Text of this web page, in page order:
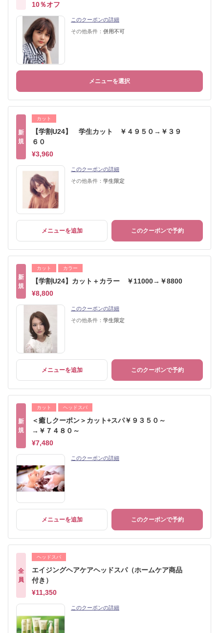
10％オフ
このクーポンの詳細
その他条件： 併用不可
メニューを選択
新
規
カット
【学割U24】 学生カット ￥４９５０→￥３９
６０
¥3,960
このクーポンの詳細
その他条件： 学生限定
メニューを追加 このクーポンで予約
新
規
カット カラー
【学割U24】カット＋カラー ￥11000→￥8800
¥8,800
このクーポンの詳細
その他条件： 学生限定
メニューを追加 このクーポンで予約
新
規
カット ヘッドスパ
＜癒しクーポン＞カット+スパ￥９３５０～
→￥７４８０～
¥7,480
このクーポンの詳細
メニューを追加 このクーポンで予約
全
員
ヘッドスパ
エイジングヘアケアヘッドスパ（ホームケア商品
付き）
¥11,350
このクーポンの詳細